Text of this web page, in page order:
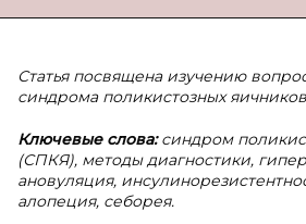
Статья посвящена изучению
синдрома поликистозных
Ключевые слова:синдром
(СПКЯ), методы диагностики,
ановуляция,
алопеция, себорея.